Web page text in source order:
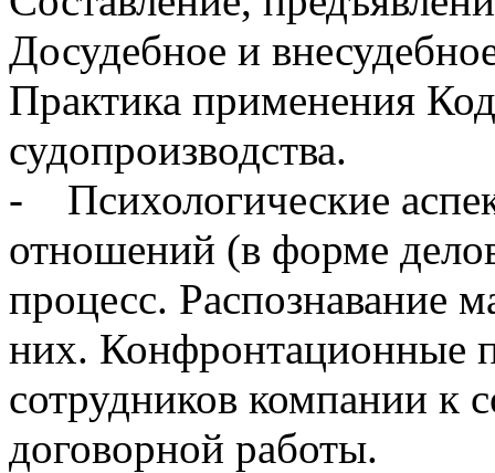
Досудебное и
Практика применения
судопроизводства.
- Психологические
отношений (в форме
процесс. Распознавание
них. Конфронтационные
сотрудников компании к
договорной работы.